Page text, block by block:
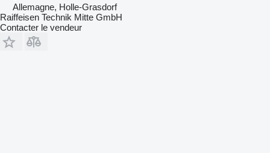
Allemagne, Holle-Grasdorf
Raiffeisen Technik Mitte GmbH
Contacter le vendeur